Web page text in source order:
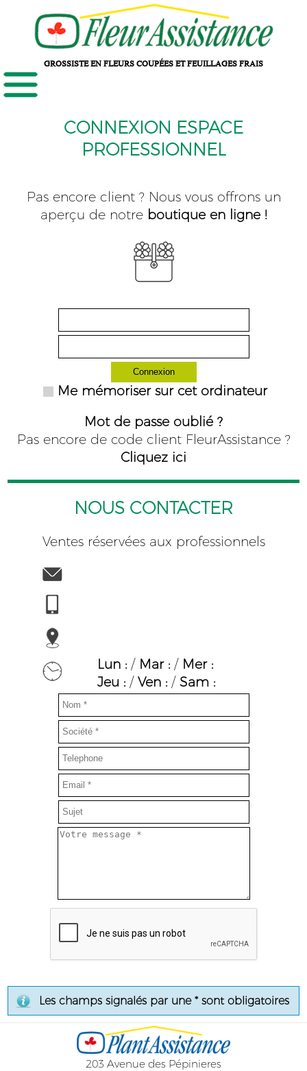
GROSSISTE EN FLEURS COUPÉES ET FEUILLAGES FRAIS
CONNEXION ESPACE
PROFESSIONNEL
Pas encore client ? Nous vous offrons un
aperçu de notre boutique en ligne !
Connexion
Me mémoriser sur cet ordinateur
Mot de passe oublié ?
Pas encore de code client FleurAssistance ?
Cliquez ici
NOUS CONTACTER
Ventes réservées aux professionnels
Lun : / Mar : / Mer :
Jeu : /Ven : /Sam :
Les champs signalés par une * sont obligatoires
203 Avenue des Pépinieres